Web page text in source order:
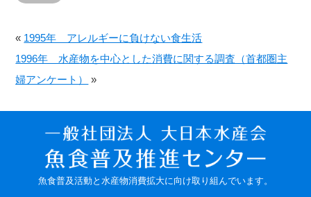
« 1995年 アレルギーに負けない食生活
1996年 水産物を中心とした消費に関する調査（首都圏主
婦アンケート）
»
魚食普及活動と水産物消費拡大に向け取り組んでいます。